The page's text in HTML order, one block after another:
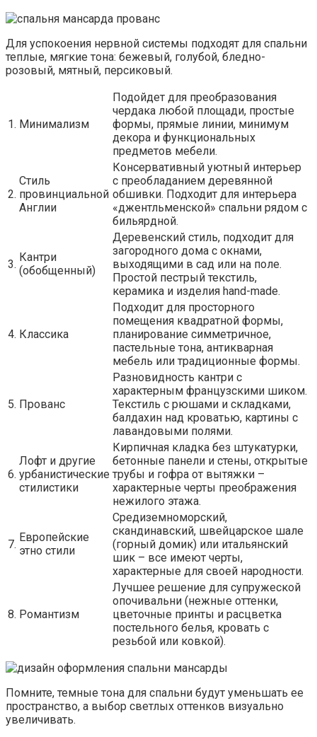
Для успокоения нервной системы подходят для спальни
теплые, мягкие тона: бежевый, голубой, бледно-
розовый, мятный, персиковый.
1. Минимализм
Подойдет для преобразования
чердака любой площади, простые
формы, прямые линии, минимум
декора и функциональных
предметов мебели.
2.
Стиль
провинциальной
Англии
Консервативный уютный интерьер
с преобладанием деревянной
обшивки. Подходит для интерьера
«джентльменской» спальни рядом с
бильярдной.
3.
Кантри
(обобщенный)
Деревенский стиль, подходит для
загородного дома с окнами,
выходящими в сад или на поле.
Простой пестрый текстиль,
керамика и изделия hand-made.
4. Классика
Подходит для просторного
помещения квадратной формы,
планирование симметричное,
пастельные тона, антикварная
мебель или традиционные формы.
5. Прованс
Разновидность кантри с
характерным французскими шиком.
Текстиль с рюшами и складками,
балдахин над кроватью, картины с
лавандовыми полями.
6.
Лофт и другие
урбанистические
стилистики
Кирпичная кладка без штукатурки,
бетонные панели и стены, открытые
трубы и гофра от вытяжки –
характерные черты преображения
нежилого этажа.
7.
Европейские
этно стили
Средиземноморский,
скандинавский, швейцарское шале
(горный домик) или итальянский
шик – все имеют черты,
характерные для своей народности.
8. Романтизм
Лучшее решение для супружеской
опочивальни (нежные оттенки,
цветочные принты и расцветка
постельного белья, кровать с
резьбой или ковкой).
Помните, темные тона для спальни будут уменьшать ее
пространство, а выбор светлых оттенков визуально
увеличивать.